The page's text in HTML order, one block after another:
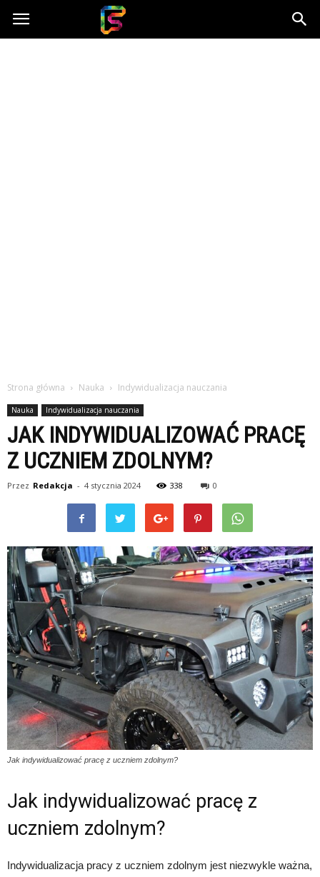
Fasingenergia.pl
Strona główna Nauka Indywidualizacja nauczania
Nauka Indywidualizacja nauczania
JAK INDYWIDUALIZOWAĆ PRACĘ
Z UCZNIEM ZDOLNYM?
Przez Redakcja - 4 stycznia 2024 338 0
Jak indywidualizować pracę z uczniem zdolnym?
Jak indywidualizować pracę z
uczniem zdolnym?
Indywidualizacja pracy z uczniem zdolnym jest niezwykle ważna,